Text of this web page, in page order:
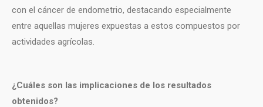
con el cáncer de endometrio, destacando especialmente
entre aquellas mujeres expuestas a estos compuestos por
actividades agrícolas.
¿Cuáles son las implicaciones de los resultados
obtenidos?